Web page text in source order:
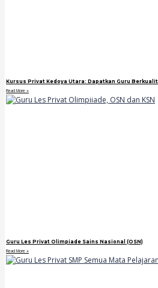
Kursus Privat Kedoya Utara: Dapatkan Guru
Read More »
Guru Les Privat Olimpiade Sains Nasional (OSN)
Read More »